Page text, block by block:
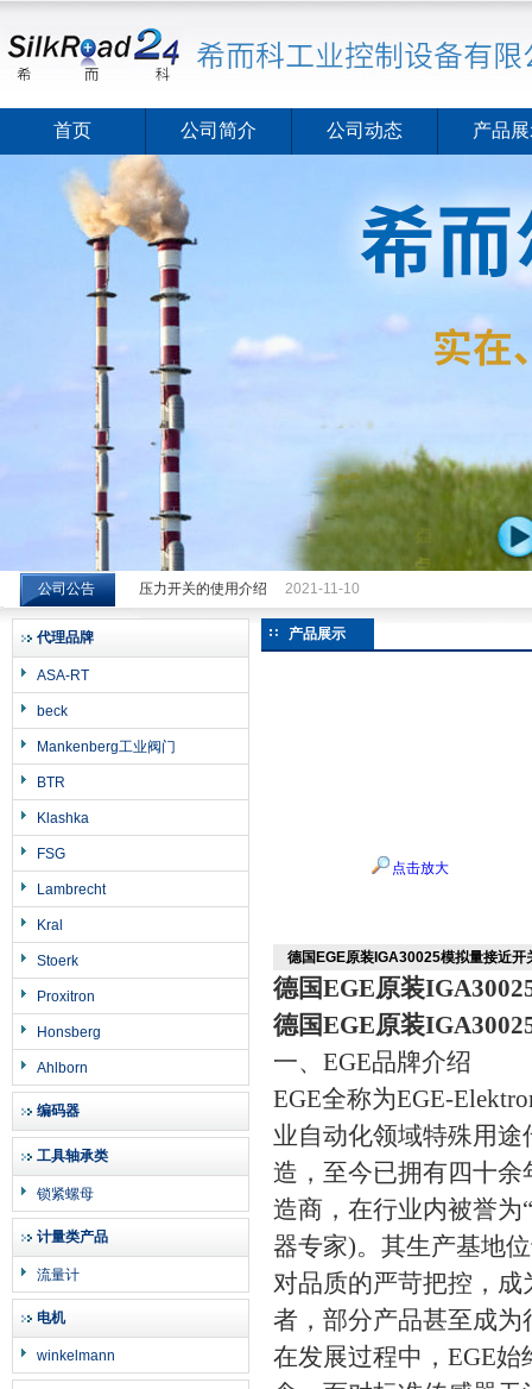
希而科工业控制设备（上海）有限公司
首页 公司简介 公司动态 产品
公司公告 压力开关的使用介绍 2021-11-10
代理品牌
ASA-RT
beck
Mankenberg工业阀门
BTR
Klashka
FSG
Lambrecht
Kral
Stoerk
Proxitron
Honsberg
Ahlborn
编码器
工具轴承类
锁紧螺母
计量类产品
流量计
电机
winkelmann
产品展示
点击放大
德国EGE原装IGA30025模拟量接近开
德国EGE原装
德国EGE原装
一、EGE品牌介绍
EGE全称为EGE-
业自动化领域特殊用
造，至今已拥有四十
造商，在行业内被誉为
器专家)。其生产基地
对品质的严苛把控，
者，部分产品甚至成
在发展过程中，EGE